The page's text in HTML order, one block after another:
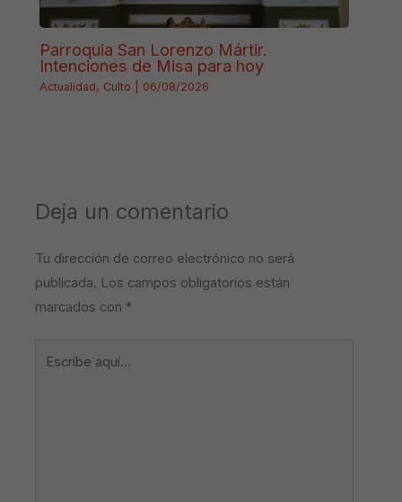
Parroquia San Lorenzo Mártir.
Intenciones de Misa para hoy
Actualidad, Culto 06/08/2026
Deja un comentario
Tu dirección de correo electrónico no será
publicada. Los campos obligatorios están
marcados con *